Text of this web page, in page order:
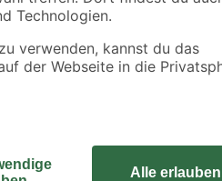
Ihnen zu sauberen und geraden
gummierter Auflagefläche sowie
geradliniges Arbeiten sichergestellt.
durch die 10-jährige Garantie